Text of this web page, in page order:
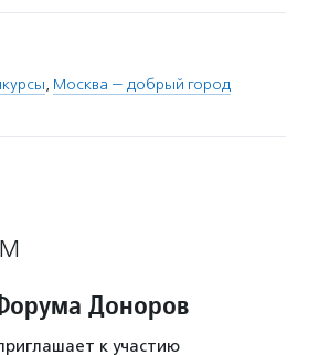
, Москва — добрый город
Доноров
к участию